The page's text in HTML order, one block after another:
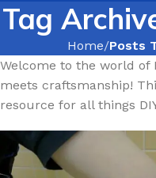
Tag
Home Posts
Welcome to the world of
meets craftsmanship!
resource for all things